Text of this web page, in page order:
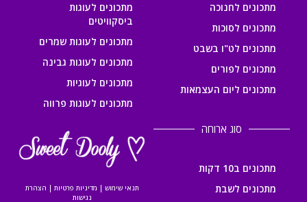
מתכונים לחנוכה
מתכונים לסוכות
מתכונים לט"ו בשבט
מתכונים לפורים
מתכונים ליום העצמאות
מתכונים לעוגות
ביסקוויטים
מתכונים לעוגות שמרים
מתכונים לעוגות גבינה
מתכונים לעוגיות
מתכונים לעוגות פרווה
סוג ארוחה
מתכונים ב10 דקות
מתכונים לשבת
תנאי שימוש | מדיניות פרטיות | הצהרת
נגישות